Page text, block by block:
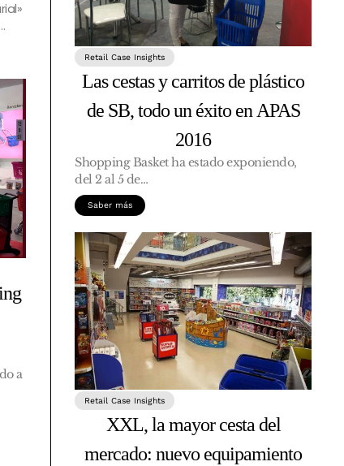
a
Retail Case Insights
Las cestas y carritos de plástico
de SB, todo un éxito en APAS
2016
Shopping Basket ha estado exponiendo,
del 2 al 5 de…
Saber más
Retail Case Insights
XXL, la mayor cesta del
mercado: nuevo equipamiento